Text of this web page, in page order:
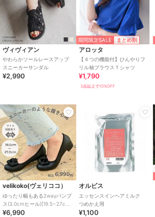
ヴィヴィアン
やわらかソールレースアップ
スニーカーサンダル
¥2,990
期間限定SALE まとめ割
アロッタ
【４つの機能付】ひんやりフ
リル袖ブラウスＴシャツ
¥1,790
3点以上で10%OFF
velikoko(ヴェリココ）
ゆったり幅もある2wayパンプ
ス(3.0cmヒール)[19.5~27cm]
ラクチンきれいシューズ
¥6,990
オルビス
エッセンスインヘアミルク
つめかえ用
¥1,100